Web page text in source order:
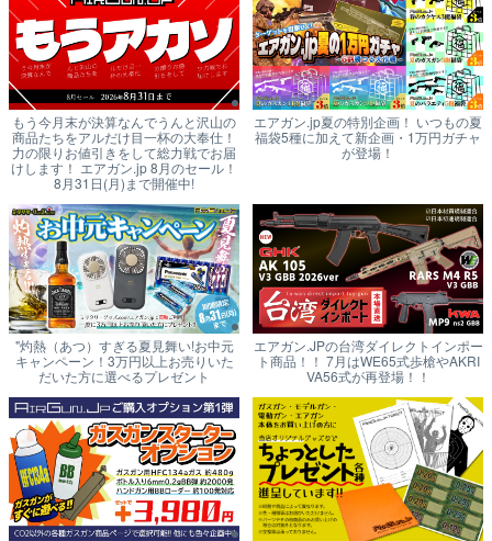
もう今月末が決算なんでうんと沢山の
商品たちをアルだけ目一杯の大奉仕！
力の限りお値引きをして総力戦でお届
けします！ エアガン.jp 8月のセール！
8月31日(月)まで開催中!
エアガン.jp夏の特別企画！ いつもの夏
福袋5種に加えて新企画・1万円ガチャ
が登場！
"灼熱（あつ）すぎる夏見舞い!お中元
キャンペーン！3万円以上お売りいた
だいた方に選べるプレゼント
エアガン.JPの台湾ダイレクトインポー
ト商品！！ 7月はWE65式歩槍やAKRI
VA56式が再登場！！